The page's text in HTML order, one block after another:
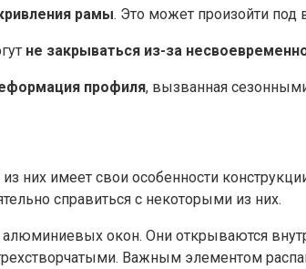
рамы. Это может произойти под
не закрываться из-за
профиля, вызванная
имеет свои особенности
справиться с некоторыми из них.
окон. Они открываются
Важным элементом